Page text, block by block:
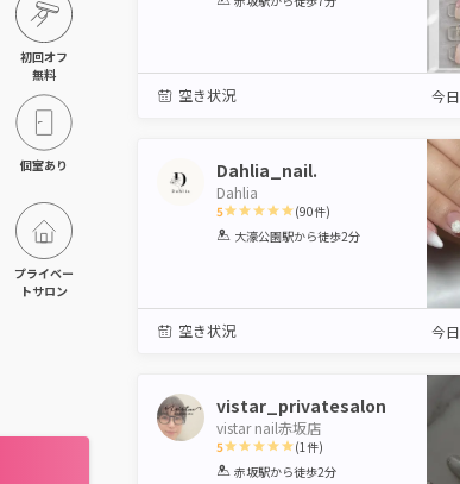
初回オフ
無料
個室あり
プライベー
トサロン
空き状況 今日
Dahlia_nail.
Dahlia
5
1 2 3 4 5
(90件)
大濠公園駅から徒歩2分
空き状況 今日
vistar_privatesalon
vistar nail赤坂店
5
1 2 3 4 5
(1 件)
赤坂駅から徒歩2分